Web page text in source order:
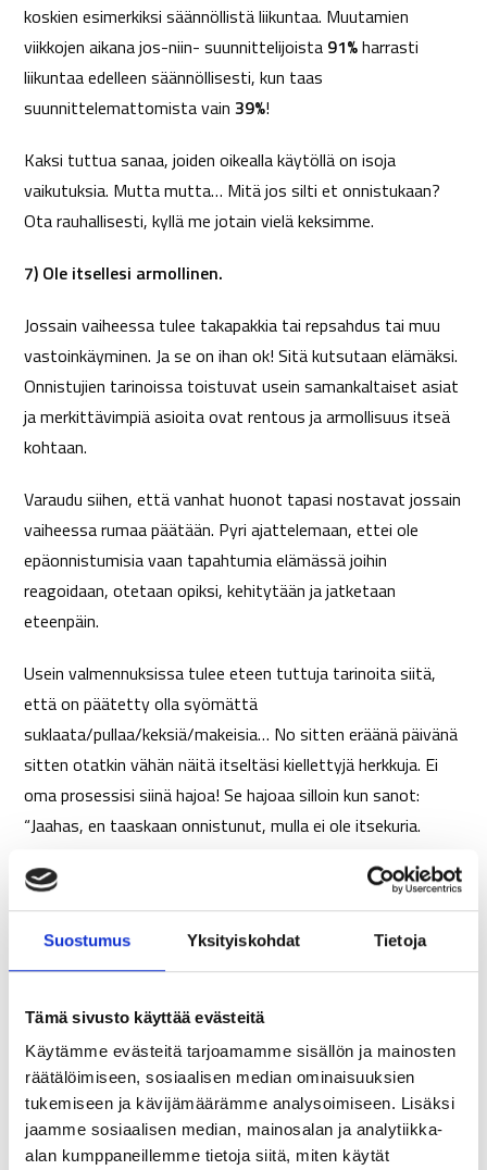
Suostumus Yksityiskohdat Tietoja
Tämä sivusto käyttää evästeitä
Käytämme evästeitä tarjoamamme sisällön ja mainosten
räätälöimiseen, sosiaalisen median ominaisuuksien
tukemiseen ja kävijämäärämme analysoimiseen. Lisäksi
jaamme sosiaalisen median, mainosalan ja analytiikka-
alan kumppaneillemme tietoja siitä, miten käytät
koskien esimerkiksi säännöllistä liikuntaa. Muutamien
viikkojen aikana jos-niin- suunnittelijoista 91%harrasti
liikuntaa edelleen säännöllisesti, kun taas
suunnittelemattomista vain39%!
Kaksi tuttua sanaa, joiden oikealla käytöllä on isoja
vaikutuksia. Mutta mutta… Mitä jos silti et onnistukaan?
Ota rauhallisesti, kyllä me jotain vielä keksimme.
7) Ole itsellesi armollinen.
Jossain vaiheessa tulee takapakkia tai repsahdus tai muu
vastoinkäyminen. Ja se on ihan ok! Sitä kutsutaan elämäksi.
Onnistujien tarinoissa toistuvat usein samankaltaiset asiat
ja merkittävimpiä asioita ovat rentous ja armollisuus itseä
kohtaan.
Varaudu siihen, että vanhat huonot tapasi nostavat jossain
vaiheessa rumaa päätään. Pyri ajattelemaan, ettei ole
epäonnistumisia vaan tapahtumia elämässä joihin
reagoidaan, otetaan opiksi, kehitytään ja jatketaan
eteenpäin.
Usein valmennuksissa tulee eteen tuttuja tarinoita siitä,
että on päätetty olla syömättä
suklaata/pullaa/keksiä/makeisia… No sitten eräänä päivänä
sitten otatkin vähän näitä itseltäsi kiellettyjä herkkuja. Ei
oma prosessisi siinä hajoa! Se hajoaa silloin kun sanot:
“Jaahas, en taaskaan onnistunut, mulla ei ole itsekuria.
No mitä pitäisi tehdä kun sorrut? Anna itsellesi anteeksi ja
jatka eteenpäin!
jatkuvasti pienempään motivaatioon ja heikompaan
itsekontrolliin. Se on myös iso yksittäinen masennuksen
aiheuttaja, joka syö päivittäisestä energiasta ison osan.
Sitä vastoin armollisuus ja kannustus itseä kohtaan,
erityisesti stressaavissa tilanteissa ja taka-askelten